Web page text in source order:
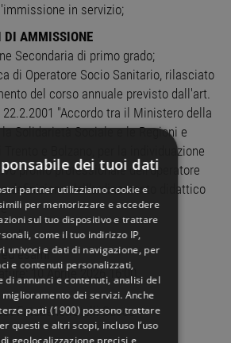
in servizio;
DI AMMISSIONE
Secondaria di primo grado;
di Operatore Socio Sanitario, rilasciato
del corso annuale previsto dall'art.
"Accordo tra il Ministero della
Solidarietà Sociale e le Regioni e
e Bolzano, per la individuazione
profilo professionale dell'operatore
definizione dell'ordinamento didattico
esami
10 Aprile 2026 16:00
Fatebenefratelli Sacco
dei tuoi dati
partner utilizziamo cookie e
per memorizzare e accedere
sul tuo dispositivo e trattare
come il tuo indirizzo IP,
univoci e dati di navigazione, per
e contenuti personalizzati,
di annunci e contenuti, analisi del
dei servizi. Anche
parti (1900) possono trattare
questi e altri scopi, incluso l’uso
geolocalizzazione precisi e